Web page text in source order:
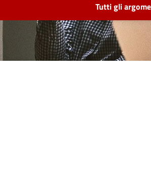
Tutti gli